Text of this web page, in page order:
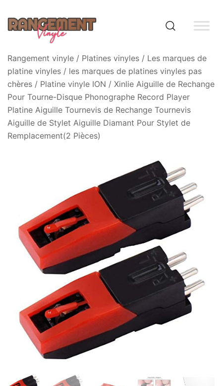
content
Rangement vinyle
Rangement vinyle / Platines vinyles / Les marques de
platine vinyles / les marques de platines vinyles pas
chères / Platine vinyle ION / Xinlie Aiguille de Rechange
Pour Tourne-Disque Phonographe Record Player
Platine Aiguille Tournevis de Rechange Tournevis
Aiguille de Stylet Aiguille Diamant Pour Stylet de
Remplacement(2 Pièces)